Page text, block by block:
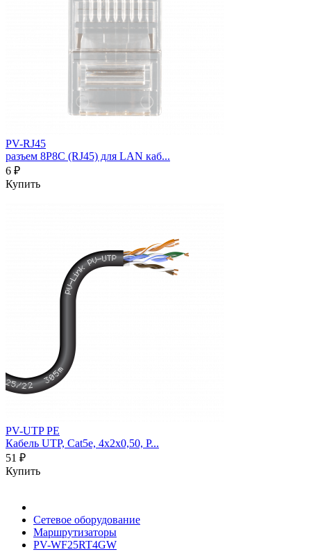
PV-RJ45
разъем 8P8C (RJ45) для LAN каб...
6 ₽
Купить
PV-UTP PE
Кабель UTP, Cat5e, 4х2х0,50, P...
51 ₽
Купить
Сетевое оборудование
Маршрутизаторы
PV-WF25RT4GW